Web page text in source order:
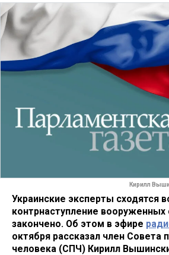
Кирилл
Украинские эксперты сходятся
контрнаступление
закончено. Об этом в эфире
октября рассказал член Совета
человека (СПЧ) Кирилл